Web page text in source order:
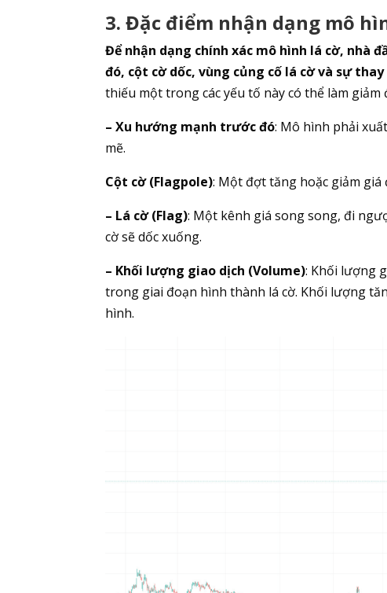
3. Đặc điểm nhận dạng mô
Để nhận dạng chính xác mô hình lá cờ, nhà
đó, cột cờ dốc, vùng củng cố lá cờ và sự
thiếu một trong các yếu tố này có thể làm giảm
– Xu hướng mạnh trước đó: Mô hình phải
mẽ.
Cột cờ (Flagpole): Một đợt tăng hoặc giảm
– Lá cờ (Flag): Một kênh giá song song, đi
cờ sẽ dốc xuống.
– Khối lượng giao dịch (Volume): Khối lượng
trong giai đoạn hình thành lá cờ. Khối lượng
hình.